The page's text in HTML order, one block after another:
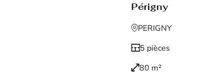
Périgny
PERIGNY
5 pièces
80 m²